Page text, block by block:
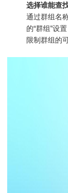
选择谁能查
通过群组名
的“群组”设
限制群组的